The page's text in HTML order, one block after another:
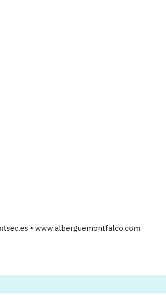
• www.alberguemontfalco.com